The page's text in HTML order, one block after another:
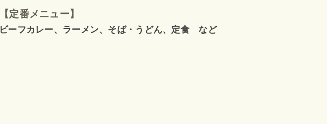
【定番メニュー】
ビーフカレー、ラーメン、そば・うどん、定食 など